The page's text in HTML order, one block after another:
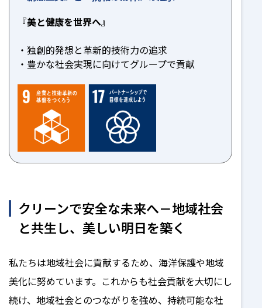
『美と健康を世界へ』
独創的発想と革新的技術力の追求
豊かな社会実現に向けてグループで貢献
クリーンで安全な未来へ－地域社会
と共生し、美しい明日を築く
私たちは地域社会に貢献するため、海洋保護や地域
美化に努めています。これからも社会貢献を大切にし
続け、地域社会とのつながりを強め、持続可能な社